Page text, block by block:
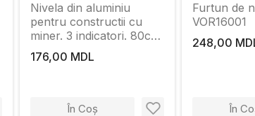
Nivela din aluminiu
pentru constructii cu
miner. 3 indicatori. 80cm
MPN
176,00 MDL
În Coș
Furtun de
VOR16001
248,00
În